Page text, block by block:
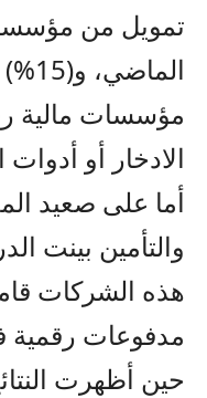
تمويل من
مؤسسات مالية
الادخار أو
أما على صعيد
هذه الشركات
مدفوعات رقمية